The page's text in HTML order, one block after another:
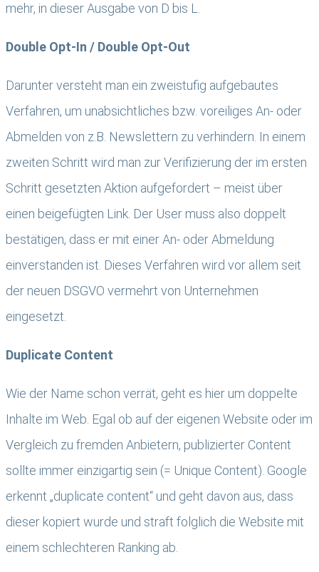
mehr, in dieser Ausgabe von D bis L.
Double Opt-In / Double Opt-Out
Darunter versteht man ein zweistufig aufgebautes
Verfahren, um unabsichtliches bzw. voreiliges An- oder
Abmelden von z.B. Newslettern zu verhindern. In einem
zweiten Schritt wird man zur Verifizierung der im ersten
Schritt gesetzten Aktion aufgefordert – meist über
einen beigefügten Link. Der User muss also doppelt
bestätigen, dass er mit einer An- oder Abmeldung
einverstanden ist. Dieses Verfahren wird vor allem seit
der neuen DSGVO vermehrt von Unternehmen
eingesetzt.
Duplicate Content
Wie der Name schon verrät, geht es hier um doppelte
Inhalte im Web. Egal ob auf der eigenen Website oder im
Vergleich zu fremden Anbietern, publizierter Content
sollte immer einzigartig sein (= Unique Content). Google
erkennt „duplicate content“ und geht davon aus, dass
dieser kopiert wurde und straft folglich die Website mit
einem schlechteren Ranking ab.